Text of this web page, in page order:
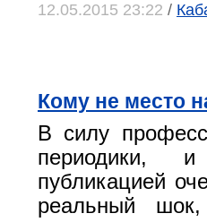
12.05.2015 23:22 /
Кому не место
В силу
периодики,
публикацией
реальный